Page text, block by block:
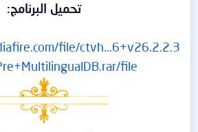
تحميل البرنامج:
file/ctvh...6+v26.2.2.3
file